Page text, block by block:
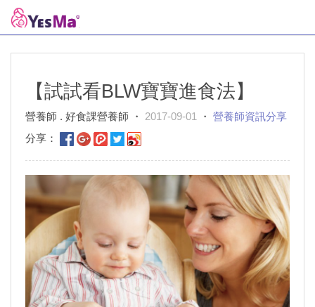
【試試看BLW寶寶進食法】
營養師 . 好食課營養師 ・ 2017-09-01 ・ 營養師資訊分享
分享：